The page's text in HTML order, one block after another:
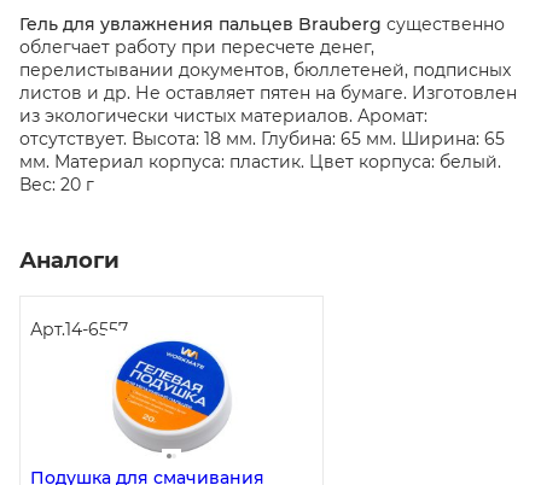
Гель для увлажнения пальцев Brauberg существенно
облегчает работу при пересчете денег,
перелистывании документов, бюллетеней, подписных
листов и др. Не оставляет пятен на бумаге. Изготовлен
из экологически чистых материалов. Аромат:
отсутствует. Высота: 18 мм. Глубина: 65 мм. Ширина: 65
мм. Материал корпуса: пластик. Цвет корпуса: белый.
Вес: 20 г
Аналоги
Арт.14-6557
Подушка для смачивания